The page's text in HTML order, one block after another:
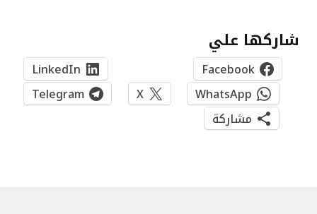
شاركها علي
Facebook
LinkedIn
WhatsApp
X
Telegram
مشاركة